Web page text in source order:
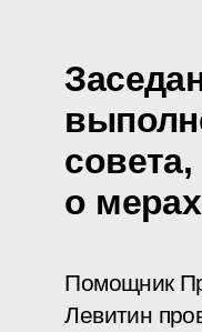
о
Помощник
Левитин